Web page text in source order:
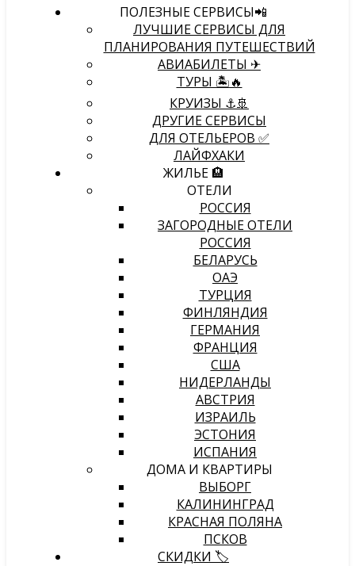
ПОЛЕЗНЫЕ СЕРВИСЫ📲
ЛУЧШИЕ СЕРВИСЫ ДЛЯ
ПЛАНИРОВАНИЯ ПУТЕШЕСТВИЙ
АВИАБИЛЕТЫ ✈
ТУРЫ 🏝🔥
КРУИЗЫ ⚓🚢
ДРУГИЕ СЕРВИСЫ
ДЛЯ ОТЕЛЬЕРОВ ✅
ЛАЙФХАКИ
ЖИЛЬЕ 🏨
ОТЕЛИ
РОССИЯ
ЗАГОРОДНЫЕ ОТЕЛИ
РОССИЯ
БЕЛАРУСЬ
ОАЭ
ТУРЦИЯ
ФИНЛЯНДИЯ
ГЕРМАНИЯ
ФРАНЦИЯ
США
НИДЕРЛАНДЫ
АВСТРИЯ
ИЗРАИЛЬ
ЭСТОНИЯ
ИСПАНИЯ
ДОМА И КВАРТИРЫ
ВЫБОРГ
КАЛИНИНГРАД
КРАСНАЯ ПОЛЯНА
ПСКОВ
СКИДКИ 🏷️